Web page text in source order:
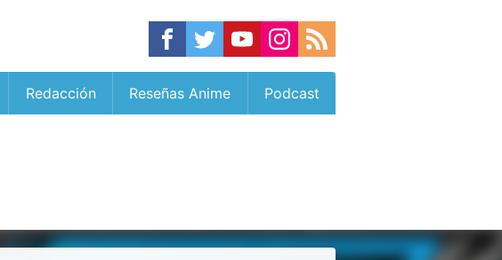
Redacción Reseñas Anime Podcast